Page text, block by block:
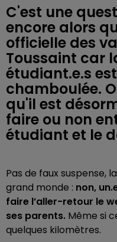
C'est une
encore alors
officielle des
Toussaint car
étudiant.e.s
chamboulée.
qu'il est
faire ou non
étudiant et le
Pas de faux suspense,
grand monde : non,
faire l’aller-retour le
ses parents. Même si
quelques kilomètres.